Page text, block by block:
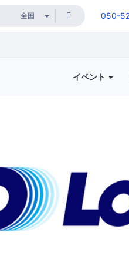
050-
イベント